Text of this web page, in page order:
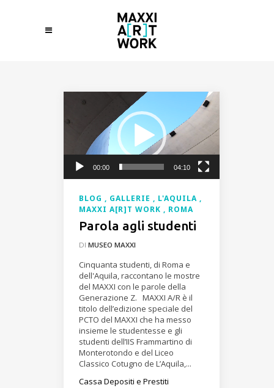
00:00 04:10
BLOG GALLERIE
L'AQUILA
MAXXI A[R]T WORK
ROMA
Parola agli studenti
DI MUSEO MAXXI
Cinquanta studenti, di Roma e
dell'Aquila, raccontano le mostre
del MAXXI con le parole della
Generazione Z. MAXXI A/R è il
titolo dell’edizione speciale del
PCTO del MAXXI che ha messo
insieme le studentesse e gli
studenti dell’IIS Frammartino di
Monterotondo e del Liceo
Classico Cotugno de L’Aquila,...
Cassa Depositi e Prestiti